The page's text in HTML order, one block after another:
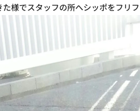
様でスタッフの所へシッポをフリ